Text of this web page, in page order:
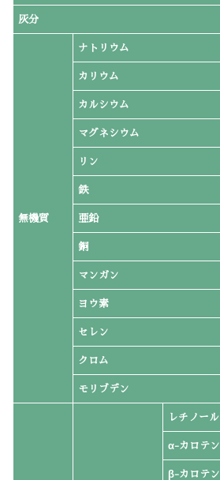
灰分
無機質
ナトリウム
カリウム
カルシウム
マグネシウム
リン
鉄
亜鉛
銅
マンガン
ヨウ素
セレン
クロム
モリブデン
レチノール
α-カロテン
β-カロテン